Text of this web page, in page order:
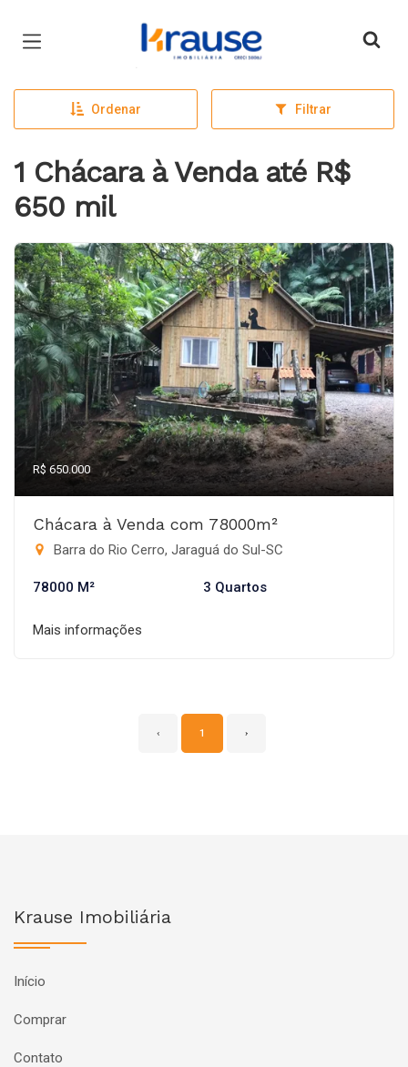
Página inicial
Ordenar Filtrar
1 Chácara à Venda até R$
650 mil
R$ 650.000
Chácara à Venda com 78000m²
Barra do Rio Cerro, Jaraguá do Sul-SC
78000 M² 3 Quartos
Mais informações
‹ 1 ›
Krause Imobiliária
Início
Comprar
Contato